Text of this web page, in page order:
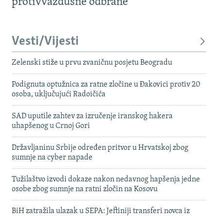
Vesti/Vijesti
Zelenski stiže u prvu zvaničnu posjetu Beogradu
Podignuta optužnica za ratne zločine u Đakovici protiv 20
osoba, uključujući Radoičića
SAD uputile zahtev za izručenje iranskog hakera
uhapšenog u Crnoj Gori
Državljaninu Srbije određen pritvor u Hrvatskoj zbog
sumnje na cyber napade
Tužilaštvo izvodi dokaze nakon nedavnog hapšenja jedne
osobe zbog sumnje na ratni zločin na Kosovu
BiH zatražila ulazak u SEPA: Jeftiniji transferi novca iz